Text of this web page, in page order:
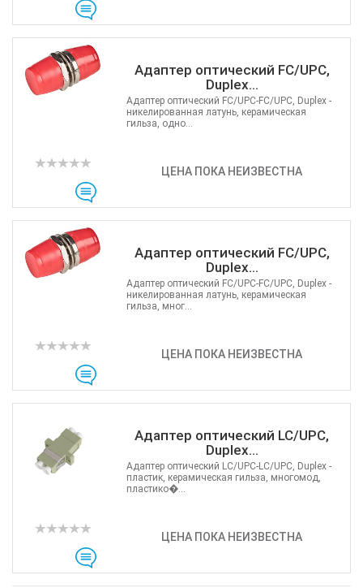
Адаптер оптический FC/UPC,
Duplex...
ЦЕНА ПОКА НЕИЗВЕСТНА
Адаптер оптический FC/UPC-FC/UPC, Duplex -
никелированная латунь, керамическая
гильза, одно...
Адаптер оптический FC/UPC,
Duplex...
ЦЕНА ПОКА НЕИЗВЕСТНА
Адаптер оптический FC/UPC-FC/UPC, Duplex -
никелированная латунь, керамическая
гильза, мног...
Адаптер оптический LC/UPC,
Duplex...
ЦЕНА ПОКА НЕИЗВЕСТНА
Адаптер оптический LC/UPC-LC/UPC, Duplex -
пластик, керамическая гильза, многомод,
пластико�...